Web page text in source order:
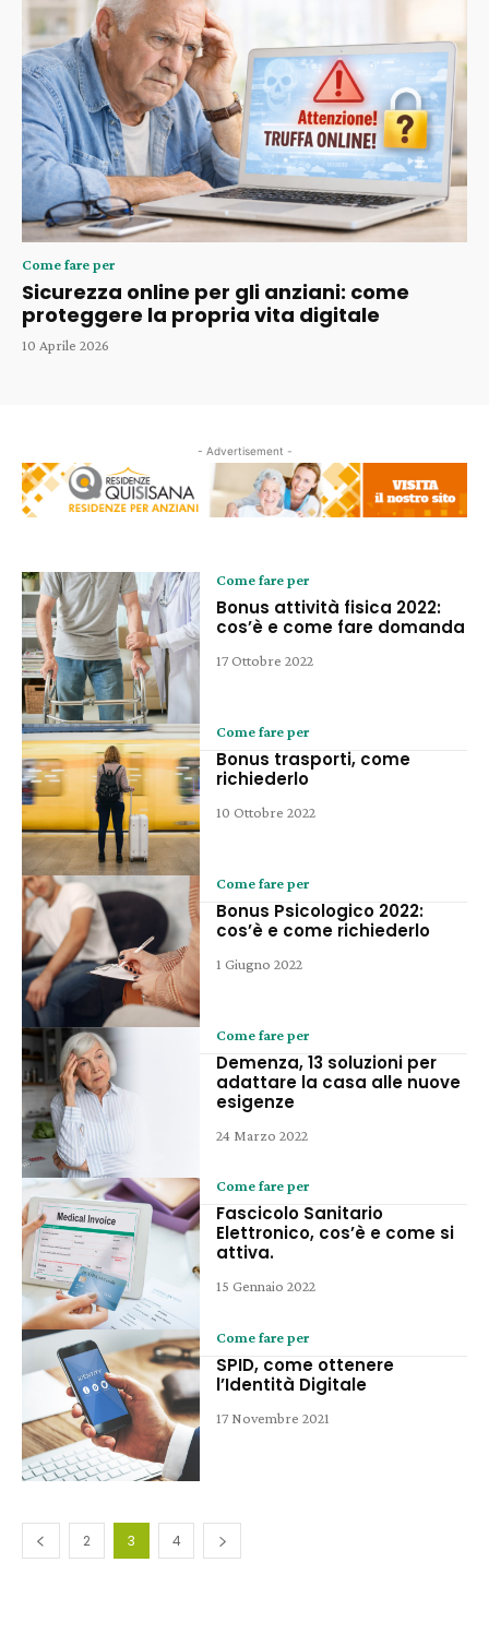
Come fare per
Sicurezza online per gli anziani: come
proteggere la propria vita digitale
10 Aprile 2026
- Advertisement -
Come fare per
Bonus attività fisica 2022:
cos’è e come fare domanda
17 Ottobre 2022
Come fare per
Bonus trasporti, come
richiederlo
10 Ottobre 2022
Come fare per
Bonus Psicologico 2022:
cos’è e come richiederlo
1 Giugno 2022
Come fare per
Demenza, 13 soluzioni per
adattare la casa alle nuove
esigenze
24 Marzo 2022
Come fare per
Fascicolo Sanitario
Elettronico, cos’è e come si
attiva.
15 Gennaio 2022
Come fare per
SPID, come ottenere
l’Identità Digitale
17 Novembre 2021
2 3 4